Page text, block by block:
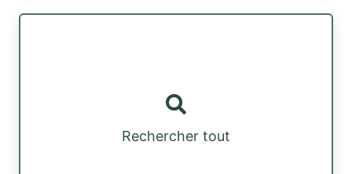
Rechercher tout